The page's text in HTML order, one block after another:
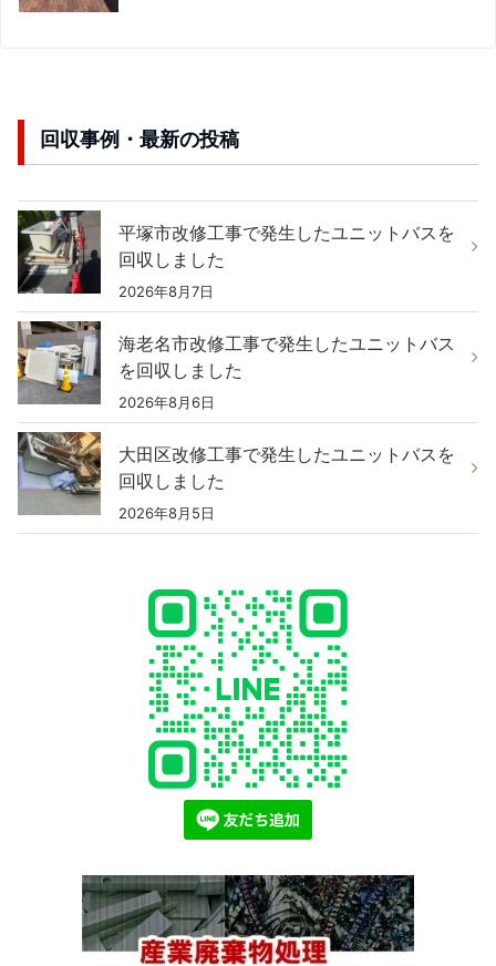
回収事例・最新の投稿
平塚市改修工事で発生したユニットバスを
回収しました
2026年8月7日
海老名市改修工事で発生したユニットバス
を回収しました
2026年8月6日
大田区改修工事で発生したユニットバスを
回収しました
2026年8月5日